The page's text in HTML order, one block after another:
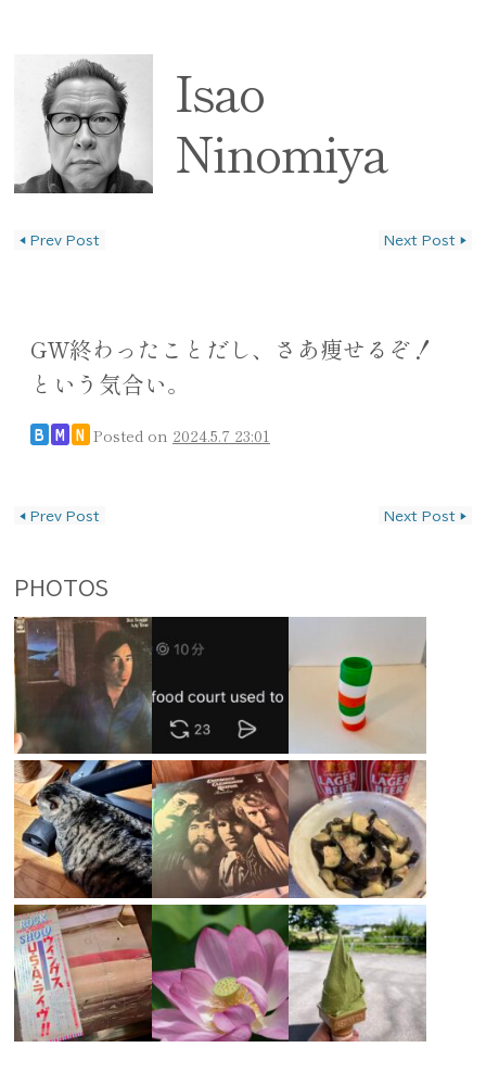
Isao
Ninomiya
◀ Prev Post Next Post ▶
GW終わったことだし、さあ痩せるぞ！
という気合い。
B M N Posted on 2024.5.7 23:01
◀ Prev Post Next Post ▶
PHOTOS